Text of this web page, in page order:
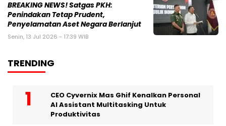
BREAKING NEWS! Satgas PKH:
Penindakan Tetap Prudent,
Penyelamatan Aset Negara Berlanjut
Senin, 13 Jul 2026 - 17:39 WIB
TRENDING
CEO Cyvernix Mas Ghif Kenalkan Personal
AI Assistant Multitasking Untuk
Produktivitas